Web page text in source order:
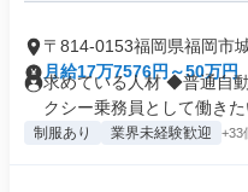
〒814-0153福岡県福岡市
月給17万7576円～50万円
求めている人材 ◆普通自
クシー乗務員として働きた
制服あり 業界未経験歓迎 +33